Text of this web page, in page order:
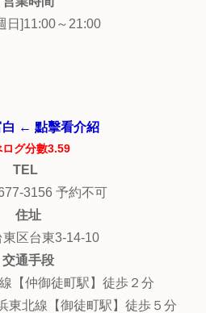
日]11:00～21:00
白 ← 點擊看介紹
ログ分數3.59
TEL
3156 予約不可
住址
区台東3-14-10
交通手段
【仲御徒町駅】徒歩２分
北線【御徒町駅】徒歩５分